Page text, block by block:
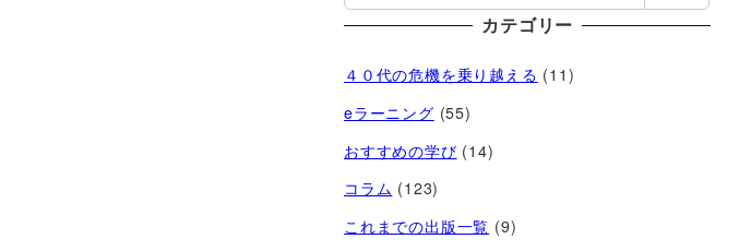
カテゴリー
４０代の危機を乗り越える (11)
eラーニング (55)
おすすめの学び (14)
コラム (123)
これまでの出版一覧 (9)